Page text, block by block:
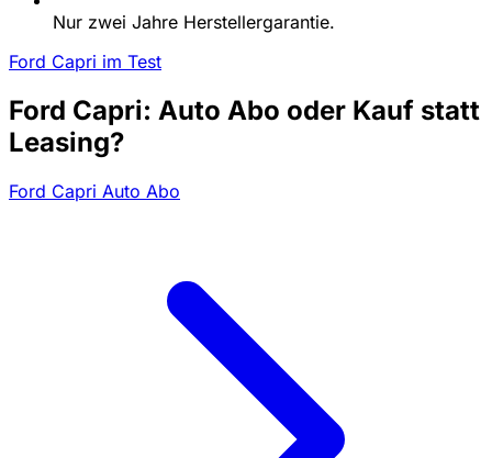
Nur zwei Jahre Herstellergarantie.
Ford Capri im Test
Ford Capri: Auto Abo oder Kauf statt
Leasing?
Ford Capri Auto Abo